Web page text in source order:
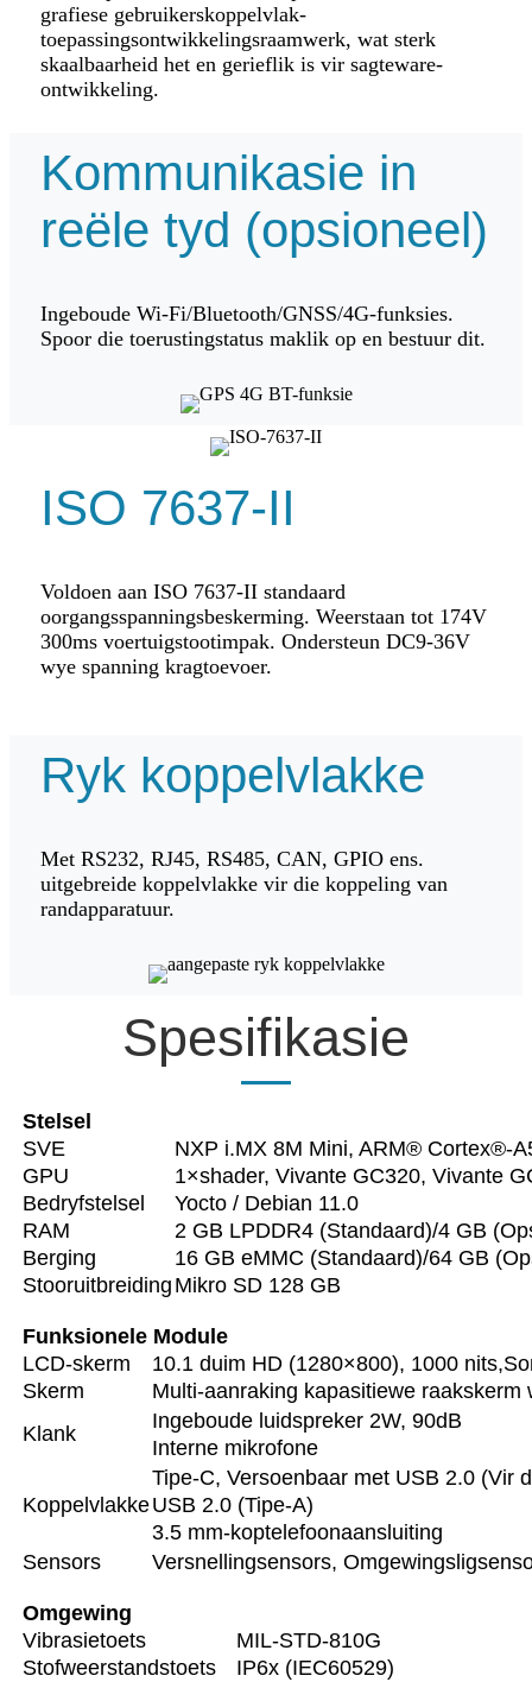
grafiese gebruikerskoppelvlak-
toepassingsontwikkelingsraamwerk, wat sterk
skaalbaarheid het en gerieflik is vir sagteware-
ontwikkeling.
Kommunikasie in
reële tyd (opsioneel)
Ingeboude Wi-Fi/Bluetooth/GNSS/4G-funksies.
Spoor die toerustingstatus maklik op en bestuur dit.
ISO 7637-II
Voldoen aan ISO 7637-II standaard
oorgangsspanningsbeskerming. Weerstaan ​​​​tot 174V
300ms voertuigstootimpak. Ondersteun DC9-36V
wye spanning kragtoevoer.
Ryk koppelvlakke
Met RS232, RJ45, RS485, CAN, GPIO ens.
uitgebreide koppelvlakke vir die koppeling van
randapparatuur.
Spesifikasie
Stelsel
SVE
NXP i.MX 8M Mini, ARM® Cortex®-
GPU
1×shader, Vivante GC320, Vivante
Bedryfstelsel
Yocto / Debian 11.0
RAM
2 GB LPDDR4 (Standaard)/4 GB
Berging
16 GB eMMC (Standaard)/64 GB
Stooruitbreiding Mikro SD 128 GB
Funksionele Module
LCD-skerm
10.1 duim HD (1280×800), 1000 nits,
Skerm
Multi-aanraking kapasitiewe
Klank
Ingeboude luidspreker 2W, 90dB
Interne mikrofone
Koppelvlakke
Tipe-C, Versoenbaar met USB 2.0 (Vir
USB 2.0 (Tipe-A)
3.5 mm-koptelefoonaansluiting
Sensors
Versnellingsensors,
Omgewing
Vibrasietoets
MIL-STD-810G
Stofweerstandstoets
IP6x (IEC60529)